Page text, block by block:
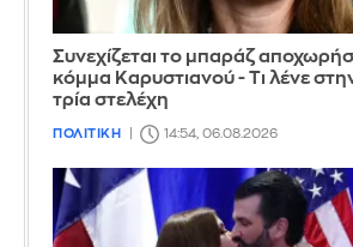
Συνεχίζεται το μπαράζ
κόμμα Καρυστιανού - Τι λένε
τρία στελέχη
ΠΟΛΙΤΙΚΗ 14:54, 06.08.2026